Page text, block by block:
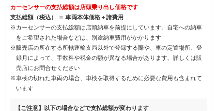
カーセンサーの支払総額は店頭乗り出し価格です
支払総額（税込） ＝ 車両本体価格＋諸費用
※カーセンサーの支払総額は店頭納車を前提にしています。自宅への納車
をご希望された場合などは、別途納車費用がかかります
※販売店の所在する所轄運輸支局以外で登録する際や、車の定置場所、登
録月によって、手数料や税金の額が異なる場合があります。詳しくは販
売店にお問合せください
※車検の切れた車両の場合、車検を取得するために必要な費用も含まれて
います
【ご注意】以下の場合などで支払総額が変わります